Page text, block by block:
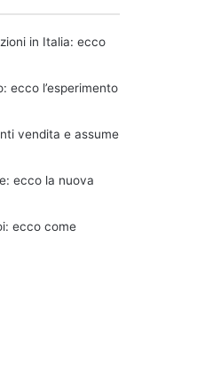
in Italia: ecco
ecco l’esperimento
vendita e assume
ecco la nuova
ecco come